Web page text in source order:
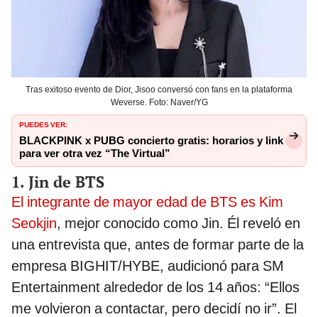
Tras exitoso evento de Dior, Jisoo conversó con fans en la plataforma
Weverse. Foto: Naver/YG
PUEDES VER:
BLACKPINK x PUBG concierto gratis: horarios y link
para ver otra vez “The Virtual”
1. Jin de BTS
El integrante de mayor edad de BTS es Kim
Seokjin, mejor conocido como Jin. Él reveló en
una entrevista que, antes de formar parte de la
empresa BIGHIT/HYBE, audicionó para SM
Entertainment alrededor de los 14 años: “Ellos
me volvieron a contactar, pero decidí no ir”. El